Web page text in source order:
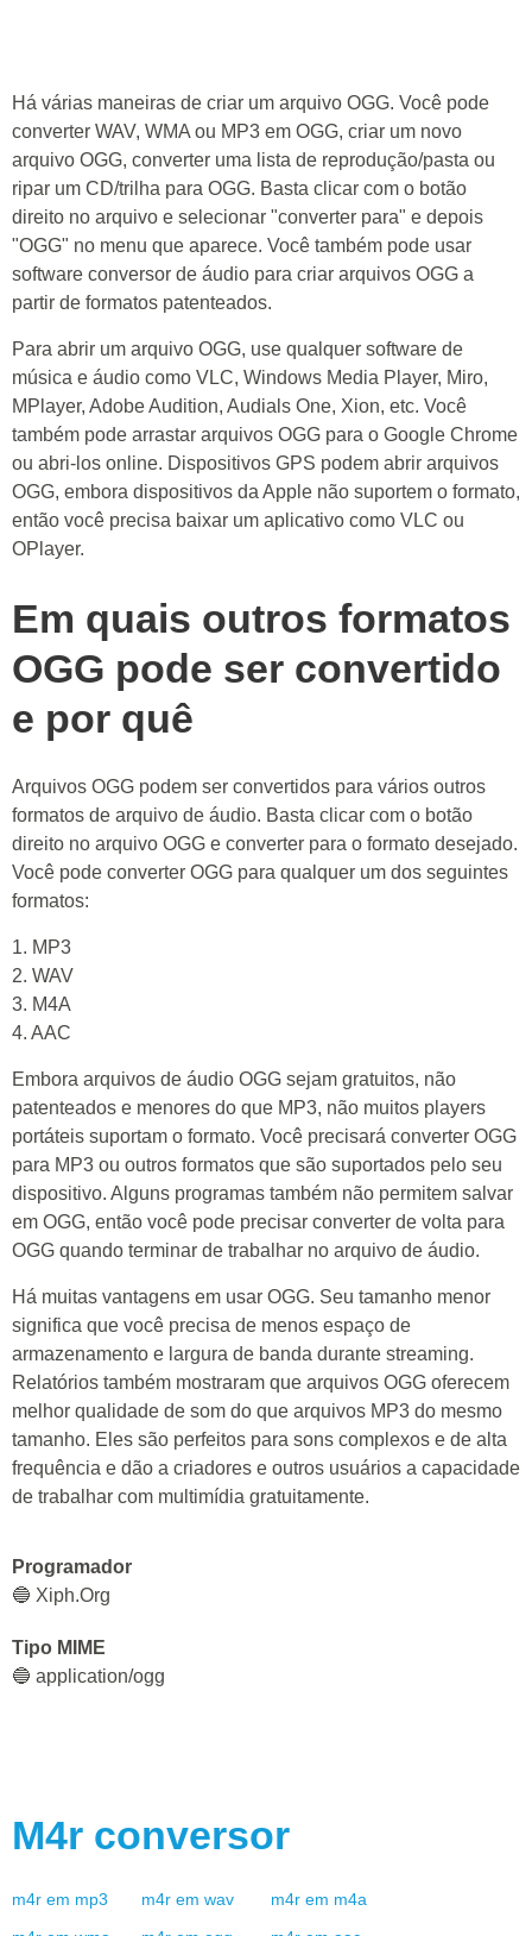
Há várias maneiras de criar um arquivo OGG. Você pode
converter WAV, WMA ou MP3 em OGG, criar um novo
arquivo OGG, converter uma lista de reprodução/pasta ou
ripar um CD/trilha para OGG. Basta clicar com o botão
direito no arquivo e selecionar "converter para" e depois
"OGG" no menu que aparece. Você também pode usar
software conversor de áudio para criar arquivos OGG a
partir de formatos patenteados.
Para abrir um arquivo OGG, use qualquer software de
música e áudio como VLC, Windows Media Player, Miro,
MPlayer, Adobe Audition, Audials One, Xion, etc. Você
também pode arrastar arquivos OGG para o Google Chrome
ou abri-los online. Dispositivos GPS podem abrir arquivos
OGG, embora dispositivos da Apple não suportem o formato,
então você precisa baixar um aplicativo como VLC ou
OPlayer.
Em quais outros formatos
OGG pode ser convertido
e por quê
Arquivos OGG podem ser convertidos para vários outros
formatos de arquivo de áudio. Basta clicar com o botão
direito no arquivo OGG e converter para o formato desejado.
Você pode converter OGG para qualquer um dos seguintes
formatos:
1. MP3
2. WAV
3. M4A
4. AAC
Embora arquivos de áudio OGG sejam gratuitos, não
patenteados e menores do que MP3, não muitos players
portáteis suportam o formato. Você precisará converter OGG
para MP3 ou outros formatos que são suportados pelo seu
dispositivo. Alguns programas também não permitem salvar
em OGG, então você pode precisar converter de volta para
OGG quando terminar de trabalhar no arquivo de áudio.
Há muitas vantagens em usar OGG. Seu tamanho menor
significa que você precisa de menos espaço de
armazenamento e largura de banda durante streaming.
Relatórios também mostraram que arquivos OGG oferecem
melhor qualidade de som do que arquivos MP3 do mesmo
tamanho. Eles são perfeitos para sons complexos e de alta
frequência e dão a criadores e outros usuários a capacidade
de trabalhar com multimídia gratuitamente.
Programador
🔵 Xiph.Org
Tipo MIME
🔵 application/ogg
M4r conversor
m4r em mp3 m4r em wav m4r em m4a